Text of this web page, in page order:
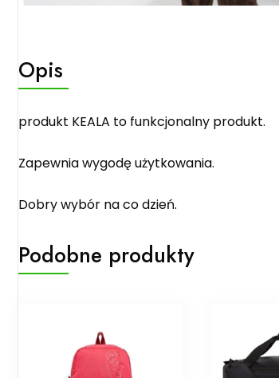
Opis
produkt KEALA to funkcjonalny produkt.
Zapewnia wygodę użytkowania.
Dobry wybór na co dzień.
Podobne produkty